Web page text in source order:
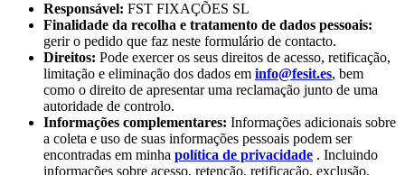
Responsável: FST FIXAÇÕES SL
Finalidade da recolha e tratamento de dados pessoais:
gerir o pedido que faz neste formulário de contacto.
Direitos: Pode exercer os seus direitos de acesso, retificação,
limitação e eliminação dos dados em info@fesit.es, bem
como o direito de apresentar uma reclamação junto de uma
autoridade de controlo.
Informações complementares: Informações adicionais sobre
a coleta e uso de suas informações pessoais podem ser
encontradas em minha política de privacidade . Incluindo
informações sobre acesso, retenção, retificação, exclusão,